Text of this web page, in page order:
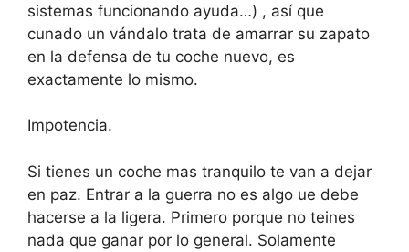
sistemas funcionando ayuda…) , así que
cunado un vándalo trata de amarrar su zapato
en la defensa de tu coche nuevo, es
exactamente lo mismo.
Impotencia.
Si tienes un coche mas tranquilo te van a dejar
en paz. Entrar a la guerra no es algo ue debe
hacerse a la ligera. Primero porque no teines
nada que ganar por lo general. Solamente